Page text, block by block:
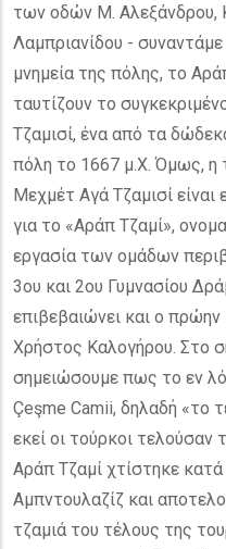
των οδών Μ. Αλεξάνδρου,
Λαμπριανίδου -
μνημεία της πόλης, το
ταυτίζουν το
Τζαμισί, ένα από τα
πόλη το 1667 μ.Χ. Όμως, η
Μεχμέτ Αγά Τζαμισί
για το «Αράπ Τζαμί»,
εργασία των ομάδων
3ου και 2ου Γυμνασίου
επιβεβαιώνει και ο πρώην
Χρήστος Καλογήρου. Στο
σημειώσουμε πως το εν
Çeşme Camii, δηλαδή «το
εκεί οι τούρκοι τελούσαν
Αράπ Τζαμί χτίστηκε
Αμπντουλαζίζ και
τζαμιά του τέλους της